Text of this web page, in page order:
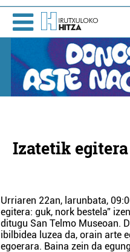
Izatetik
Urriaren 22an, larunbata,
egitera: guk, nork bestela”
ditugu San Telmo Museoan.
ibilbidea luzea da, orain arte
egoerara. Baina zein da